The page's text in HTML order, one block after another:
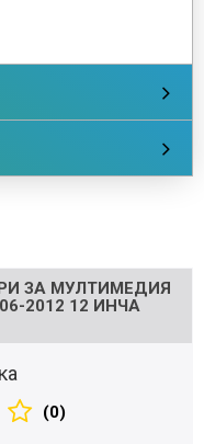
ЗА МУЛТИМЕДИЯ
2012 12 ИНЧА
(0)